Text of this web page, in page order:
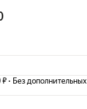
₽· Без дополнительных